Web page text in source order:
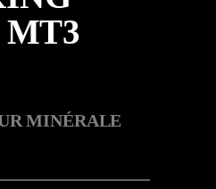
MT3
MINÉRALE